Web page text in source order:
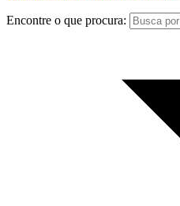
Encontre o que procura: